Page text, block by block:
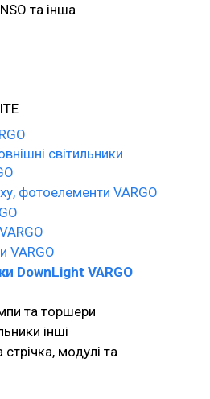
та інша
фотоелементи VARGO
VARGO
DownLight VARGO
та торшери
інші
стрічка, модулі та